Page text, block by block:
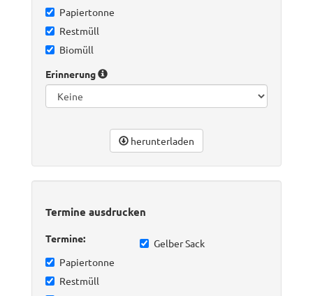
Papiertonne
Restmüll
Biomüll
Erinnerung
herunterladen
Termine ausdrucken
Termine:
Gelber Sack
Papiertonne
Restmüll